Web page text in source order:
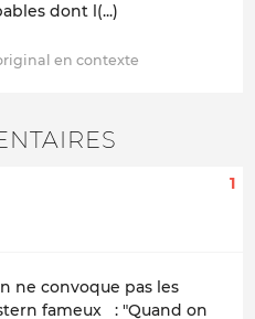
dont l(...)
1
ne convoque pas les
fameux : "Quand on